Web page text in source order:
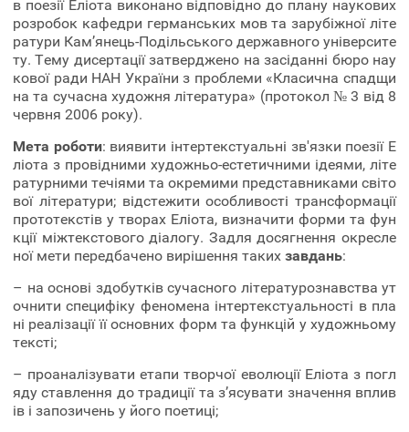
в поезії Еліота виконано відповідно до плану наукових
розробок кафедри германських мов та зарубіжної літе
ратури Кам’янець-Подільського державного університе
ту. Тему дисертації затверджено на засіданні бюро нау
кової ради НАН України з проблеми «Класична спадщи
на та сучасна художня література» (протокол № 3 від 8
червня 2006 року).
Мета роботи: виявити інтертекстуальні зв'язки поезії Е
ліота з провідними художньо-естетичними ідеями, літе
ратурними течіями та окремими представниками світо
вої літератури; відстежити особливості трансформації
прототекстів у творах Еліота, визначити форми та фун
кції міжтекстового діалогу. Задля досягнення окресле
ної мети передбачено вирішення таких завдань:
– на основі здобутків сучасного літературознавства ут
очнити специфіку феномена інтертекстуальності в пла
ні реалізації її основних форм та функцій у художньому
тексті;
– проаналізувати етапи творчої еволюції Еліота з погл
яду ставлення до традиції та з’ясувати значення вплив
ів і запозичень у його поетиці;